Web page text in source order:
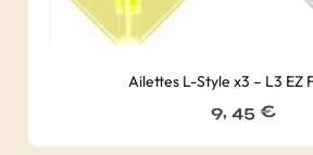
Ailettes L-Style x3 – L3 EZ
9, 45 €